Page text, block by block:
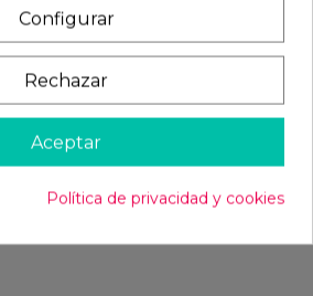
Configurar
Rechazar
Aceptar
Política de privacidad y cookies